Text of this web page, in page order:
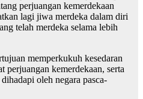
perjuangan kemerdekaan
lagi jiwa merdeka dalam diri
telah merdeka selama lebih
memperkukuh kesedaran
perjuangan kemerdekaan, serta
oleh negara pasca-